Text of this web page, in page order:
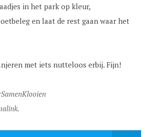
in het park op kleur,
en laat de rest gaan waar het
met iets nutteloos erbij. Fijn!